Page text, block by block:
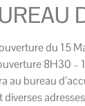
du 15
8H30
au bureau
diverses